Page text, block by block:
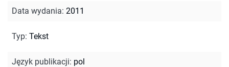
Data wydania: 2011
Typ: Tekst
Język publikacji: pol